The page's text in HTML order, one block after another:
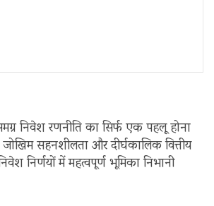
निवेश रणनीति का सिर्फ एक पहलू होना
सहनशीलता और दीर्घकालिक वित्तीय
निर्णयों में महत्वपूर्ण भूमिका निभानी